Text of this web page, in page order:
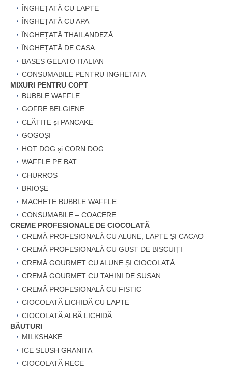
ÎNGHEȚATĂ CU LAPTE
ÎNGHEȚATĂ CU APA
ÎNGHEȚATĂ THAILANDEZĂ
ÎNGHEȚATĂ DE CASA
BASES GELATO ITALIAN
CONSUMABILE PENTRU INGHETATA
MIXURI PENTRU COPT
BUBBLE WAFFLE
GOFRE BELGIENE
CLĂTITE și PANCAKE
GOGOȘI
HOT DOG și CORN DOG
WAFFLE PE BAT
CHURROS
BRIOȘE
MACHETE BUBBLE WAFFLE
CONSUMABILE – COACERE
CREME PROFESIONALE DE CIOCOLATĂ
CREMĂ PROFESIONALĂ CU ALUNE, LAPTE ȘI CACAO
CREMĂ PROFESIONALĂ CU GUST DE BISCUIȚI
CREMĂ GOURMET CU ALUNE ȘI CIOCOLATĂ
CREMĂ GOURMET CU TAHINI DE SUSAN
CREMĂ PROFESIONALĂ CU FISTIC
CIOCOLATĂ LICHIDĂ CU LAPTE
CIOCOLATĂ ALBĂ LICHIDĂ
BĂUTURI
MILKSHAKE
ICE SLUSH GRANITA
CIOCOLATĂ RECE